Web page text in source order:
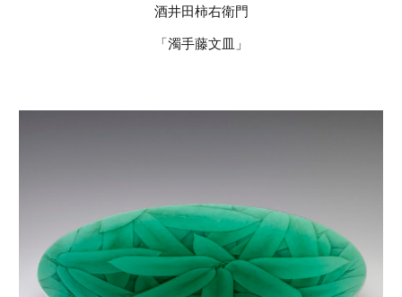
酒井田柿右衛門
「濁手藤文皿」